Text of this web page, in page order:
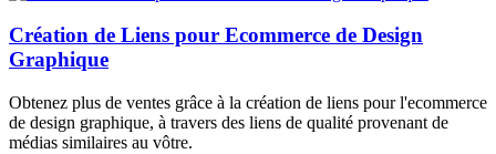
Création de Liens pour Ecommerce de Design
Graphique
Obtenez plus de ventes grâce à la création de liens pour l'ecommerce
de design graphique, à travers des liens de qualité provenant de
médias similaires au vôtre.